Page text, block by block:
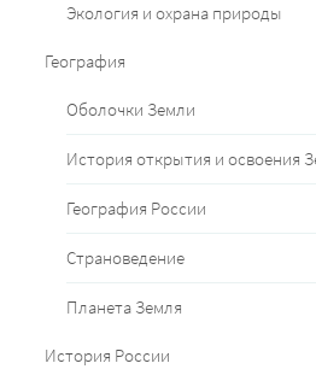
Экология и охрана природы
География
Оболочки Земли
История открытия и освоения
География России
Страноведение
Планета Земля
История России